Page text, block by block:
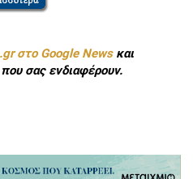
στο Google Newsκαι
σας ενδιαφέρουν.